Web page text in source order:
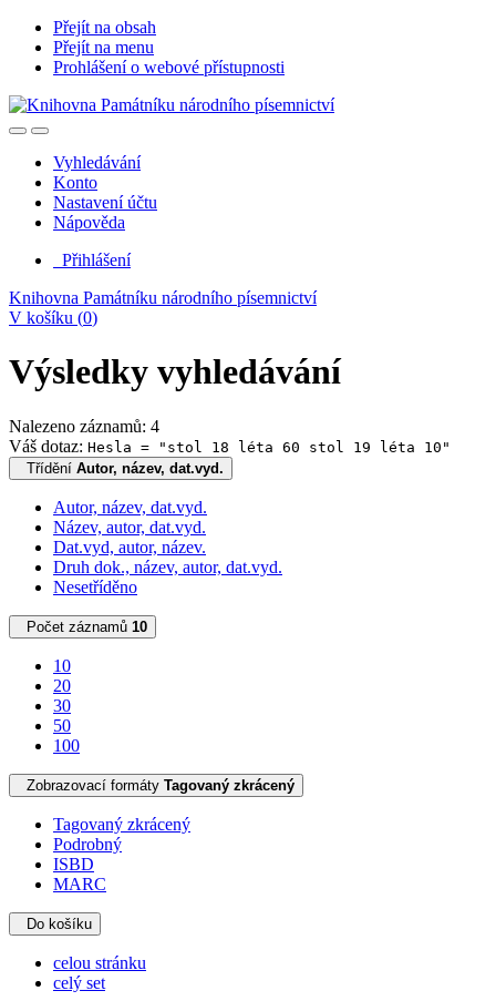
Přejít na obsah
Přejít na menu
Prohlášení o webové přístupnosti
Vyhledávání
Konto
Nastavení účtu
Nápověda
Přihlášení
Knihovna Památníku národního písemnictví
V košíku (0)
Výsledky vyhledávání
Nalezeno záznamů: 4
Váš dotaz: Hesla = "stol 18 léta 60 stol 19 léta 10"
Třídění Autor, název, dat.vyd.
Autor, název, dat.vyd.
Název, autor, dat.vyd.
Dat.vyd, autor, název.
Druh dok., název, autor, dat.vyd.
Nesetříděno
Počet záznamů 10
10
20
30
50
100
Zobrazovací formáty Tagovaný zkrácený
Tagovaný zkrácený
Podrobný
ISBD
MARC
Do košíku
celou stránku
celý set